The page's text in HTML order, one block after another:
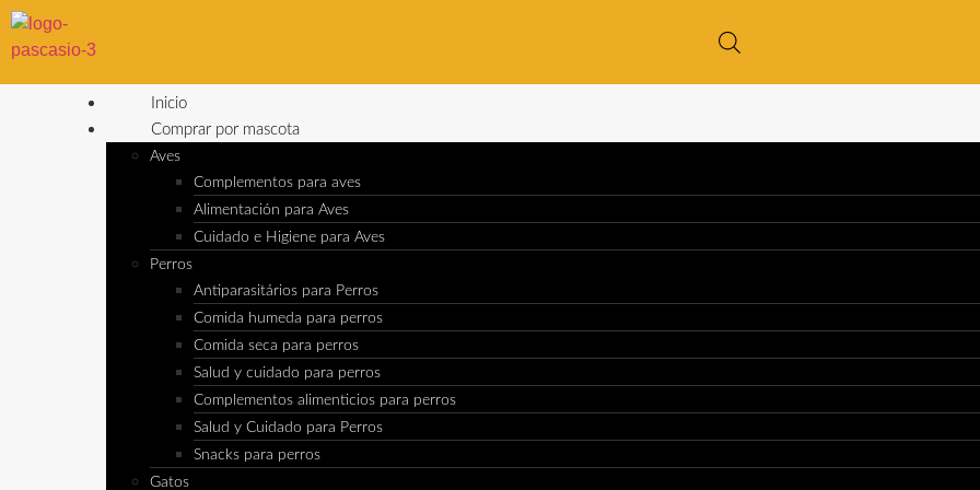
Inicio
Comprar por mascota
Aves
Complementos para aves
Alimentación para Aves
Cuidado e Higiene para Aves
Perros
Antiparasitários para Perros
Comida humeda para perros
Comida seca para perros
Salud y cuidado para perros
Complementos alimenticios para perros
Salud y Cuidado para Perros
Snacks para perros
Gatos